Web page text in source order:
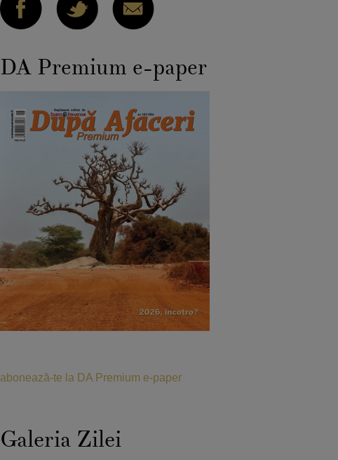
DA Premium e-paper
abonează-te la DA Premium e-paper
Galeria Zilei